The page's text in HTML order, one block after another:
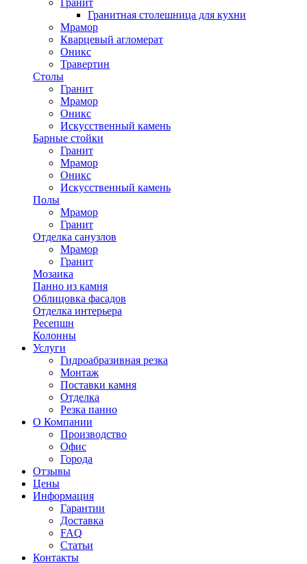
Гранит
Гранитная столешница для кухни
Мрамор
Кварцевый агломерат
Оникс
Травертин
Столы
Гранит
Мрамор
Оникс
Искусственный камень
Барные стойки
Гранит
Мрамор
Оникс
Искусственный камень
Полы
Мрамор
Гранит
Отделка санузлов
Мрамор
Гранит
Мозаика
Панно из камня
Облицовка фасадов
Отделка интерьера
Ресепшн
Колонны
Услуги
Гидроабразивная резка
Монтаж
Поставки камня
Отделка
Резка панно
О Компании
Производство
Офис
Города
Отзывы
Цены
Информация
Гарантии
Доставка
FAQ
Статьи
Контакты